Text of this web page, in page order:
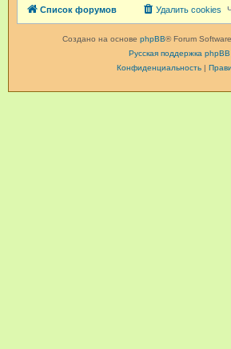
Список форумов Удалить cookies
Создано на основе phpBB® Forum
Русская поддержка phpBB
Конфиденциальность|